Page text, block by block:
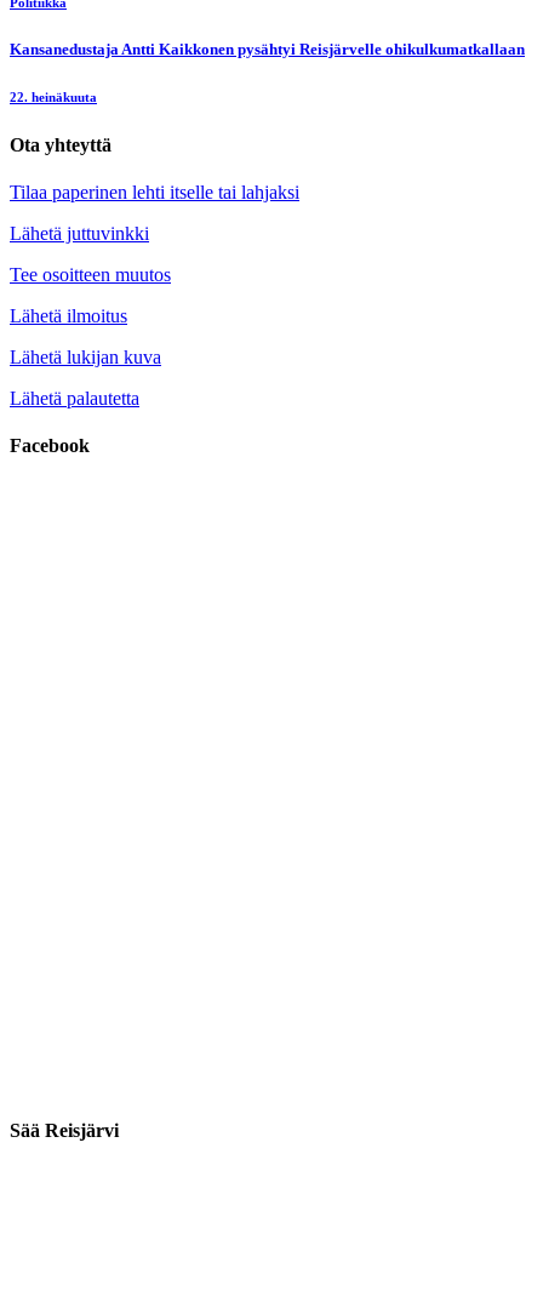
Kansanedustaja Antti Kaikkonen pysähtyi Reisjärvelle ohikulkumatkallaan
22. heinäkuuta
Ota yhteyttä
Tilaa paperinen lehti itselle tai lahjaksi
Lähetä juttuvinkki
Tee osoitteen muutos
Lähetä ilmoitus
Lähetä lukijan kuva
Lähetä palautetta
Facebook
Sää Reisjärvi